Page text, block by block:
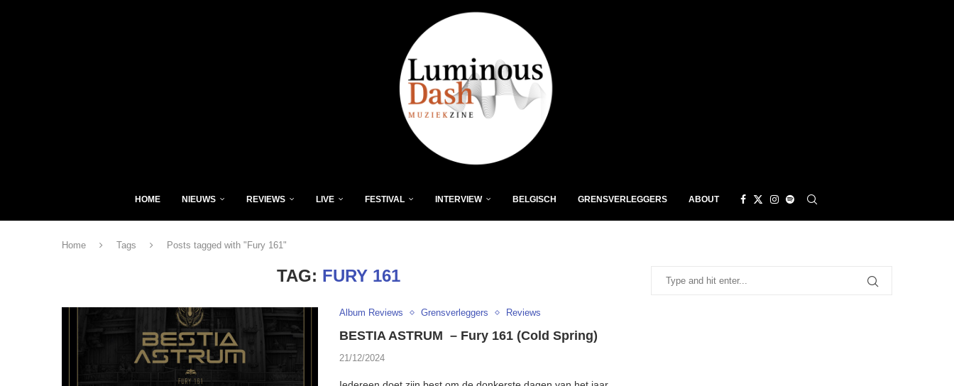
HOME NIEUWS REVIEWS LIVE FESTIVAL INTERVIEW BELGISCH GRENSVERLEGGERS ABOUT
Home Tags Posts tagged with "Fury 161"
TAG: FURY 161
Album Reviews Grensverleggers Reviews
BESTIA ASTRUM – Fury 161 (Cold Spring)
21/12/2024